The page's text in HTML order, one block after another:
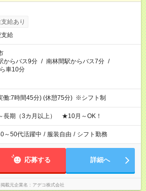
給あり
給
からバス9分 / 南林間駅からバス7分 /
車10分
働:7時間45分) (休憩75分) ※シフト制
長期（3カ月以上） ★10月～OK！
～50代活躍中 / 服装自由 / シフト勤務
応募する 詳細へ
掲載元企業名 アデコ株式会社